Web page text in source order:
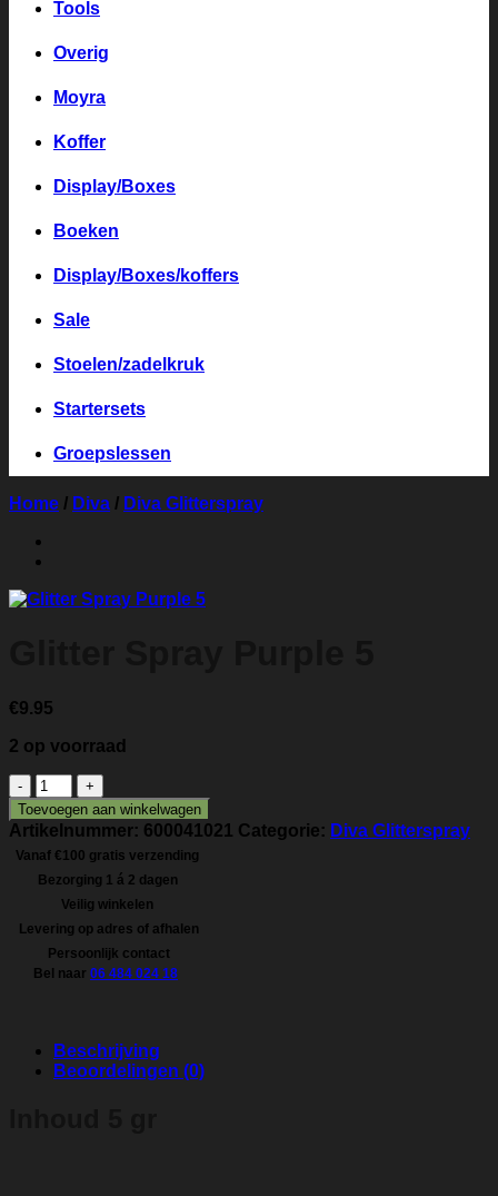
Tools
Overig
Moyra
Koffer
Display/Boxes
Boeken
Display/Boxes/koffers
Sale
Stoelen/zadelkruk
Startersets
Groepslessen
Home / Diva / Diva Glitterspray
€9.95
2 op voorraad
Glitter
Spray
Purple
5
aantal
Toevoegen aan winkelwagen
Artikelnummer: 600041021 Categorie: Diva Glitterspray
Vanaf €100 gratis verzending
Bezorging 1 á 2 dagen
Veilig winkelen
Levering op adres of afhalen
Persoonlijk contact
Bel naar 06 484 024 18
Beschrijving
Beoordelingen (0)